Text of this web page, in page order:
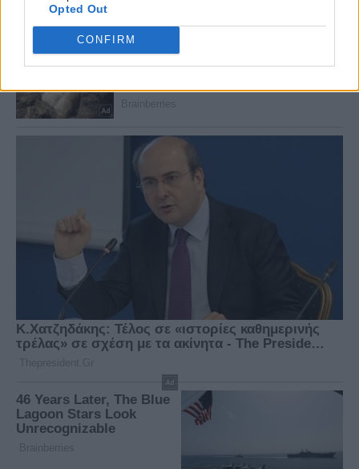
Opted Out
CONFIRM